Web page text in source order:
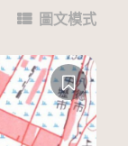
圖文模式